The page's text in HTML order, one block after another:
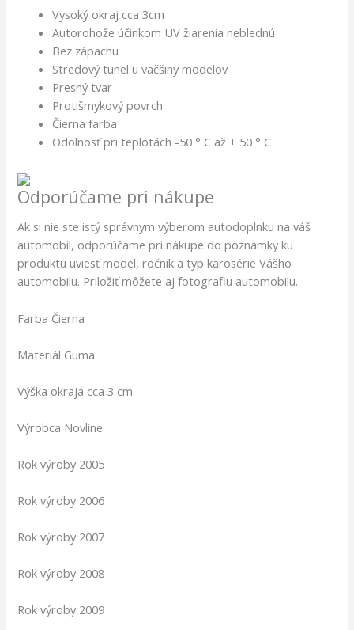
Vysoký okraj cca 3cm
Autorohože účinkom UV žiarenia neblednú
Bez zápachu
Stredový tunel u väčšiny modelov
Presný tvar
Protišmykový povrch
Čierna farba
Odolnosť pri teplotách -50 ° C až + 50 ° C
Odporúčame pri nákupe
Ak si nie ste istý správnym výberom autodoplnku na váš
automobil, odporúčame pri nákupe do poznámky ku
produktu uviesť model, ročník a typ karosérie Vášho
automobilu. Priložiť môžete aj fotografiu automobilu.
Farba Čierna
Materiál Guma
Výška okraja cca 3 cm
Výrobca Novline
Rok výroby 2005
Rok výroby 2006
Rok výroby 2007
Rok výroby 2008
Rok výroby 2009